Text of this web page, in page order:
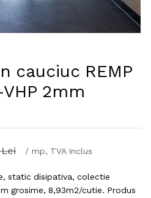
cauciuc REMP
VHP 2mm
Lei / mp, TVA inclus
static disipativa, colectie
grosime, 8,93m2/cutie. Produs